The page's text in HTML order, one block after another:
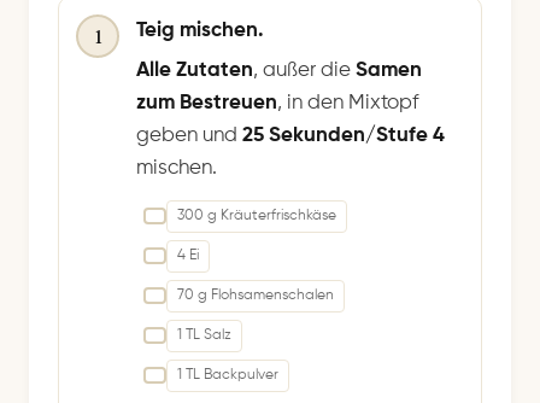
1
Teig mischen.
Alle Zutaten, außer die Samen
zum Bestreuen, in den Mixtopf
geben und 25 Sekunden/Stufe 4
mischen.
300 g Kräuterfrischkäse
4 Ei
70 g Flohsamenschalen
1 TL Salz
1 TL Backpulver